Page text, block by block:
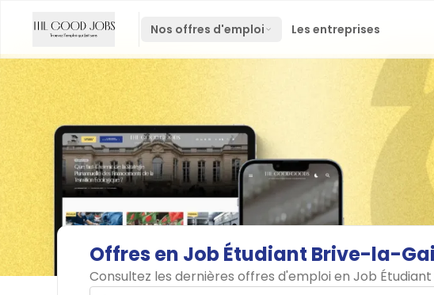
Nos offres d'emploi Les entreprises
Offres en JobÉtudiant Brive-la-
Consultez les dernières offres d'emploi en Job
Rechercher par job, mot-clé ou entreprise